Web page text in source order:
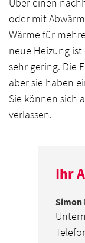
oder mit
Wärme für
neue Heizung
sehr gering. Die
aber sie haben
Sie können sich
verlassen.
Ihr
Simon